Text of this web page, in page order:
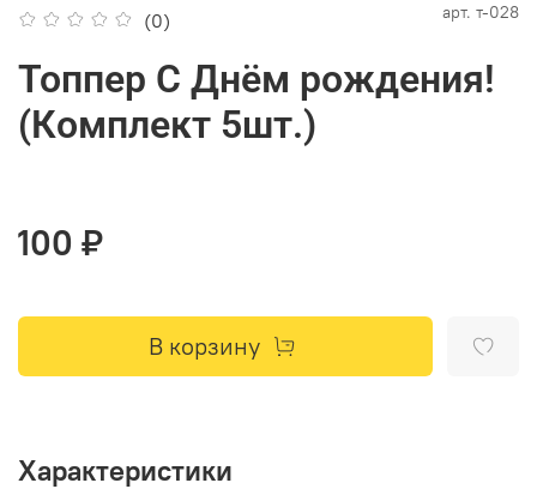
(0) арт. т-028
Топпер С Днём рождения!
(Комплект 5шт.)
100 ₽
В корзину
Характеристики